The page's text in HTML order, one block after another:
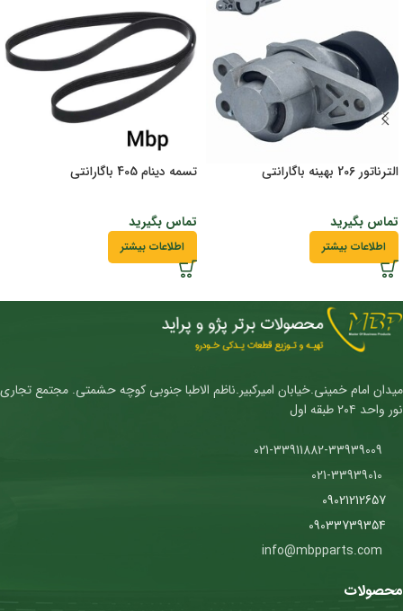
الترناتور 206 بهینه باگارانتی
تماس بگیرید
اطلاعات بیشتر
تسمه دینام 405 باگارانتی
تماس بگیرید
اطلاعات بیشتر
میدان امام خمینی.خیابان امیرکبیر.ناظم الاطبا جنوبی کوچه حشمتی. مجتمع تجاری
نور واحد ۲۰۴ طبقه اول
09021212657
09033739354
محصولات